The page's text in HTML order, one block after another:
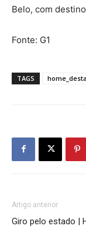
Belo, com
Fonte: G1
TAGS
Artigo anterior
Giro pelo estado |